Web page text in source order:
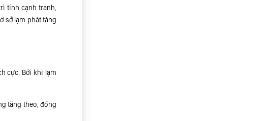
tính cạnh tranh,
sở lạm phát tăng
cực. Bởi khi lạm
tăng theo, đồng